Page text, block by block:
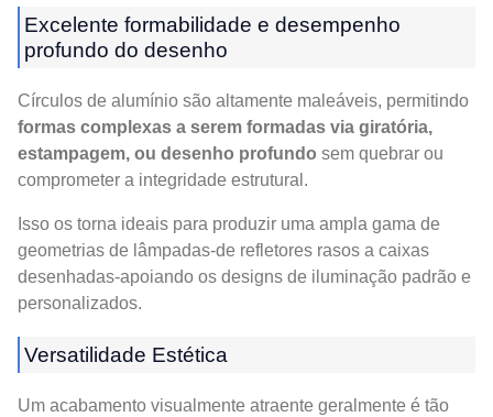
Excelente formabilidade e desempenho
profundo do desenho
Círculos de alumínio são altamente maleáveis, permitindo
formas complexas a serem formadas via giratória,
estampagem, ou desenho profundo sem quebrar ou
comprometer a integridade estrutural.
Isso os torna ideais para produzir uma ampla gama de
geometrias de lâmpadas-de refletores rasos a caixas
desenhadas-apoiando os designs de iluminação padrão e
personalizados.
Versatilidade Estética
Um acabamento visualmente atraente geralmente é tão